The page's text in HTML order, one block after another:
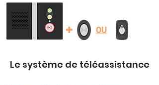
+ OU
Le système de téléassistance